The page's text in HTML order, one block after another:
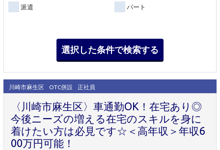
派遣 パート
川崎市麻生区 OTC併設 正社員
〈川崎市麻生区〉車通勤OK！在宅あり◎
今後ニーズの増える在宅のスキルを身に
着けたい方は必見です☆＜高年収＞年収6
00万円可能！